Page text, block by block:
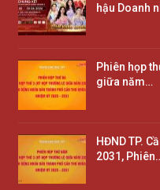
hậu Doanh
Phiên họp
giữa năm…
HĐND TP.
2031,